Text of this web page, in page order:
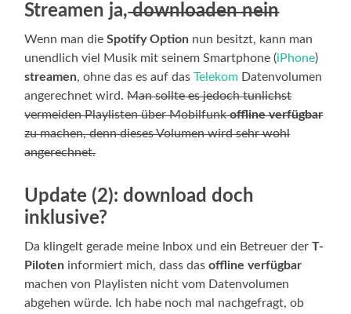
Streamen ja,downloaden nein
Wenn man dieSpotify Option nun besitzt, kann man
unendlich viel Musik mit seinem Smartphone (iPhone)
streamen, ohne das es auf dasTelekom Datenvolumen
angerechnet wird.Man sollte es jedoch tunlichst
vermeiden Playlisten über Mobilfunkoffline verfügbar
zu machen, denn dieses Volumen wird sehr wohl
angerechnet.
Update (2): download doch
inklusive?
Da klingelt gerade meine Inbox und ein Betreuer derT-
Piloten informiert mich, dass dasoffline verfügbar
machen von Playlisten nicht vom Datenvolumen
abgehen würde. Ich habe noch mal nachgefragt, ob